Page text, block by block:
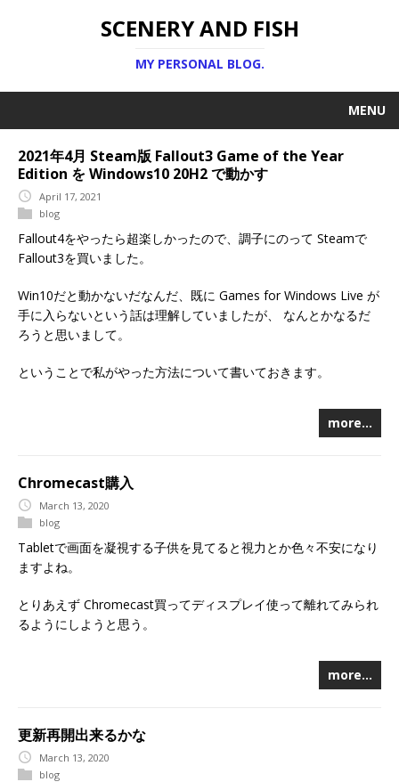
SCENERY AND FISH
MY PERSONAL BLOG.
MENU
2021年4月 Steam版 Fallout3 Game of the Year
Edition を Windows10 20H2 で動かす
April 17, 2021
blog
Fallout4をやったら超楽しかったので、調子にのって Steamで
Fallout3を買いました。
Win10だと動かないだなんだ、既に Games for Windows Live が
手に入らないという話は理解していましたが、 なんとかなるだ
ろうと思いまして。
ということで私がやった方法について書いておきます。
more…
Chromecast購入
March 13, 2020
blog
Tabletで画面を凝視する子供を見てると視力とか色々不安になり
ますよね。
とりあえず Chromecast買ってディスプレイ使って離れてみられ
るようにしようと思う。
more…
更新再開出来るかな
March 13, 2020
blog